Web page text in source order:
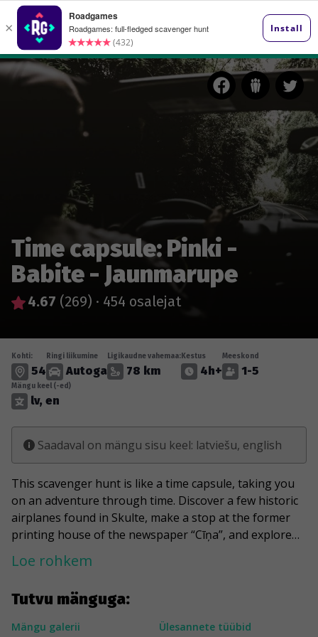
Time capsule: Pinki -
Babite - Jaunmarupe
4.67 (269) · 454 osalejat
Tutvu mänguga:
Mängu galerii
Ülesannete tüübid
Kohti:
54
Ringi liikumine
Autoga
Ligikaudne vahemaa:
78 km
Kestus
4h+
Meeskond
1-5
Mängu keel (-ed)
lv, en
Saadaval on mängu sisu keel: latviešu, english
This scavenger hunt is like a time capsule, taking you
on an adventure through time. Discover a few historic
airplanes found in Skulte, make a stop at the former
printing house of the newspaper “Cīņa”, and explore
the oldest gem of Marupe Municipality — the
Svarcenieki Manor. Visit a special house for trees and
Marupe Wake Park. Finally, catch a little romance in the
iconic dating spot overlooking the planes taking off
Loe rohkem